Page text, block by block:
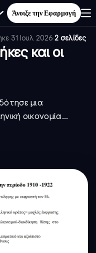
Άνοιξε την Εφαρμογή
31 Ιουλ 2026·2 σελίδες
και οι
μια
οικονομία...